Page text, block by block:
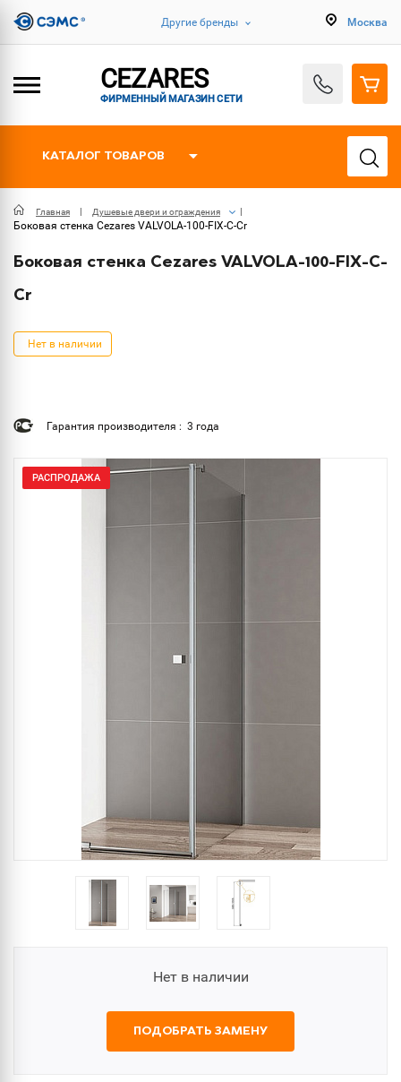
Другие бренды Москва
CEZARES
ФИРМЕННЫЙ МАГАЗИН СЕТИ
КАТАЛОГ ТОВАРОВ
Главная Душевые двери и ограждения
Боковая стенка Cezares VALVOLA-100-FIX-C-Cr
Боковая стенка Cezares VALVOLA-100-FIX-C-
Cr
Нет в наличии
Гарантия производителя : 3 года
РАСПРОДАЖА
Нет в наличии
ПОДОБРАТЬ ЗАМЕНУ